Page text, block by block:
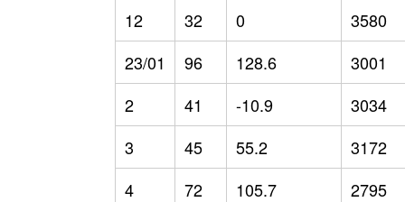
12
32 0
3580
23/01
96 128.6
3001
2
41 -10.9
3034
3
45 55.2
3172
4
72 105.7
2795